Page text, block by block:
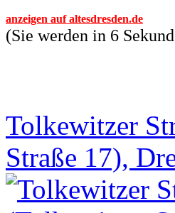
anzeigen auf altesdresden.de
(Sie werden in 6
Tolkewitzer
Straße 17),